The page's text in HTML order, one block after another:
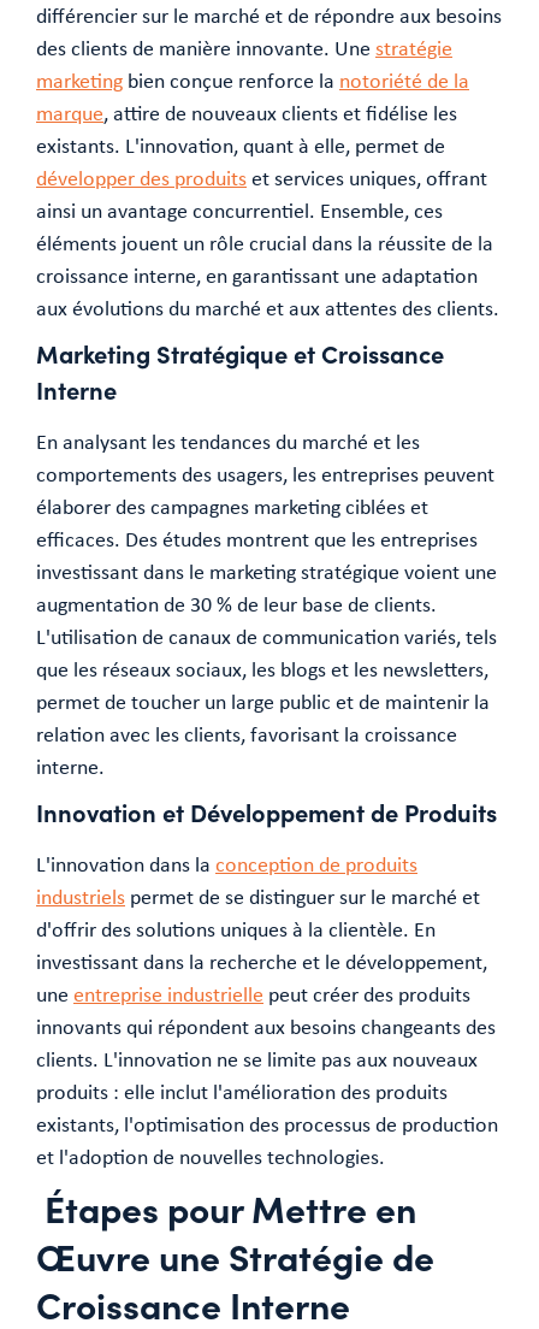
différencier sur le marché et de répondre aux besoins
des clients de manière innovante. Une stratégie
marketing bien conçue renforce la notoriété de la
marque, attire de nouveaux clients et fidélise les
existants. L'innovation, quant à elle, permet de
développer des produitset services uniques, offrant
ainsi un avantage concurrentiel. Ensemble, ces
éléments jouent un rôle crucial dans la réussite de la
croissance interne, en garantissant une adaptation
aux évolutions du marché et aux attentes des clients.
Marketing Stratégique et Croissance
Interne
En analysant les tendances du marché et les
comportements des usagers, les entreprises peuvent
élaborer des campagnes marketing ciblées et
efficaces. Des études montrent que les entreprises
investissant dans le marketing stratégique voient une
augmentation de 30 % de leur base de clients.
L'utilisation de canaux de communication variés, tels
que les réseaux sociaux, les blogs et les newsletters,
permet de toucher un large public et de maintenir la
relation avec les clients, favorisant la croissance
interne.
Innovation et Développement de Produits
L'innovation dans la conception de produits
industriels permet de se distinguer sur le marché et
d'offrir des solutions uniques à la clientèle. En
investissant dans la recherche et le développement,
une entreprise industrielle peut créer des produits
innovants qui répondent aux besoins changeants des
clients. L'innovation ne se limite pas aux nouveaux
produits : elle inclut l'amélioration des produits
existants, l'optimisation des processus de production
et l'adoption de nouvelles technologies.
Étapes pour Mettre en
Œuvre une Stratégie de
Croissance Interne